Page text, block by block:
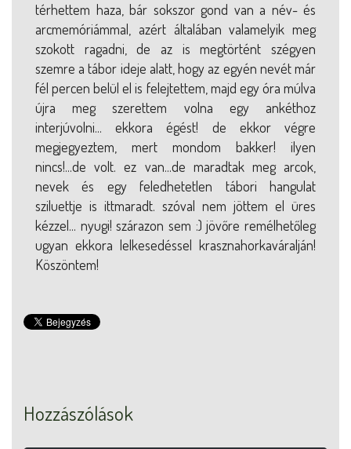
térhettem haza, bár sokszor gond van a név- és
arcmemóriámmal, azért általában valamelyik meg
szokott ragadni, de az is megtörtént szégyen
szemre a tábor ideje alatt, hogy az egyén nevét már
fél percen belül el is felejtettem, majd egy óra múlva
újra meg szerettem volna egy ankéthoz
interjúvolni... ekkora égést! de ekkor végre
megjegyeztem, mert mondom bakker! ilyen
nincs!...de volt. ez van...de maradtak meg arcok,
nevek és egy feledhetetlen tábori hangulat
sziluettje is ittmaradt. szóval nem jöttem el üres
kézzel... nyugi! szárazon sem :) jövőre remélhetőleg
ugyan ekkora lelkesedéssel krasznahorkaváralján!
Köszöntem!
Hozzászólások